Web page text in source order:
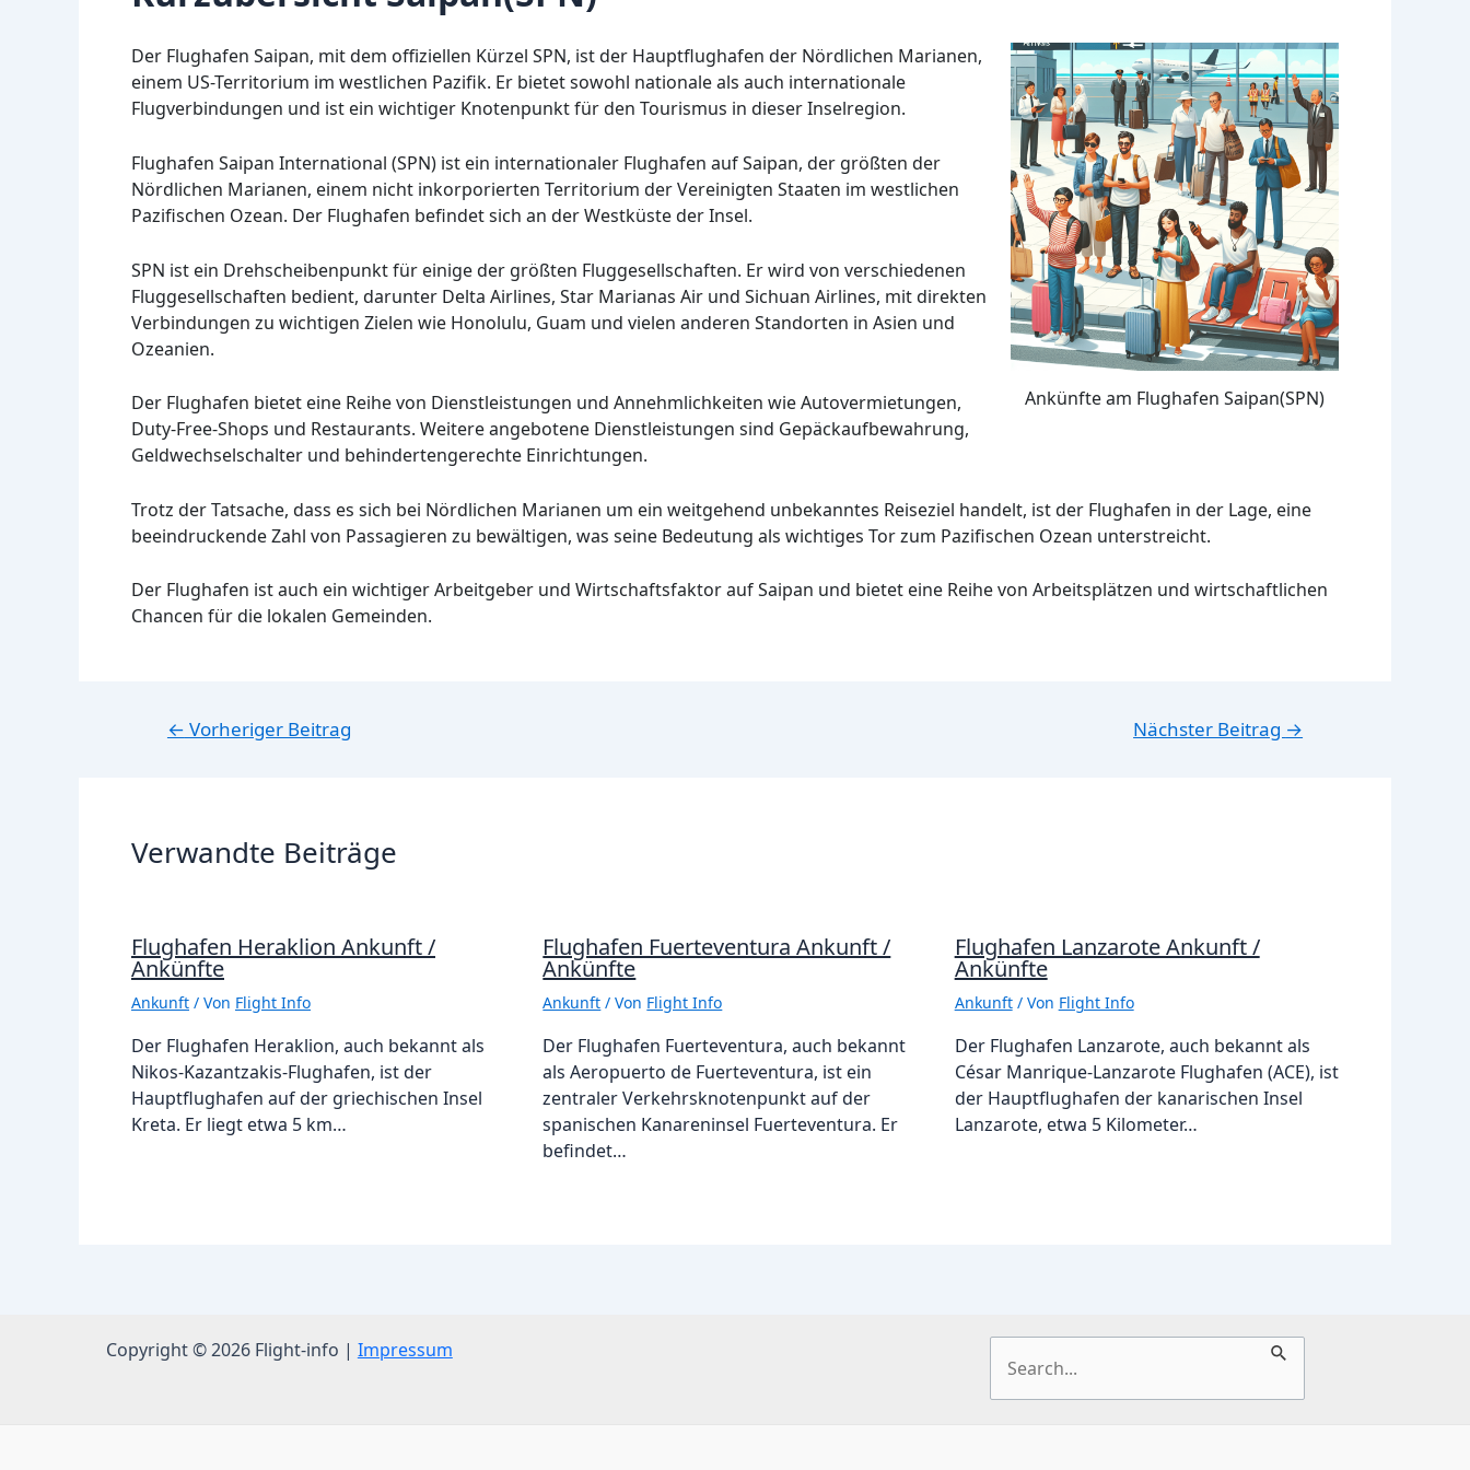
Ankünfte am Flughafen Saipan(SPN)
Der Flughafen Saipan, mit dem offiziellen Kürzel SPN, ist der Hauptflughafen der Nördlichen Marianen,
einem US-Territorium im westlichen Pazifik. Er bietet sowohl nationale als auch internationale
Flugverbindungen und ist ein wichtiger Knotenpunkt für den Tourismus in dieser Inselregion.
Flughafen Saipan International (SPN) ist ein internationaler Flughafen auf Saipan, der größten der
Nördlichen Marianen, einem nicht inkorporierten Territorium der Vereinigten Staaten im westlichen
Pazifischen Ozean. Der Flughafen befindet sich an der Westküste der Insel.
SPN ist ein Drehscheibenpunkt für einige der größten Fluggesellschaften. Er wird von verschiedenen
Fluggesellschaften bedient, darunter Delta Airlines, Star Marianas Air und Sichuan Airlines, mit direkten
Verbindungen zu wichtigen Zielen wie Honolulu, Guam und vielen anderen Standorten in Asien und
Ozeanien.
Der Flughafen bietet eine Reihe von Dienstleistungen und Annehmlichkeiten wie Autovermietungen,
Duty-Free-Shops und Restaurants. Weitere angebotene Dienstleistungen sind Gepäckaufbewahrung,
Geldwechselschalter und behindertengerechte Einrichtungen.
Trotz der Tatsache, dass es sich bei Nördlichen Marianen um ein weitgehend unbekanntes Reiseziel handelt, ist der Flughafen in der Lage, eine
beeindruckende Zahl von Passagieren zu bewältigen, was seine Bedeutung als wichtiges Tor zum Pazifischen Ozean unterstreicht.
Der Flughafen ist auch ein wichtiger Arbeitgeber und Wirtschaftsfaktor auf Saipan und bietet eine Reihe von Arbeitsplätzen und wirtschaftlichen
Chancen für die lokalen Gemeinden.
Beitragsnavigation
← Vorheriger Beitrag Nächster Beitrag →
Verwandte Beiträge
Flughafen Heraklion Ankunft /
Ankünfte
Ankunft / Von Flight Info
Der Flughafen Heraklion, auch bekannt als
Nikos-Kazantzakis-Flughafen, ist der
Hauptflughafen auf der griechischen Insel
Kreta. Er liegt etwa 5 km…
Flughafen Fuerteventura Ankunft /
Ankünfte
Ankunft / Von Flight Info
Der Flughafen Fuerteventura, auch bekannt
als Aeropuerto de Fuerteventura, ist ein
zentraler Verkehrsknotenpunkt auf der
spanischen Kanareninsel Fuerteventura. Er
befindet…
Flughafen Lanzarote Ankunft /
Ankünfte
Ankunft/ Von Flight Info
Der Flughafen Lanzarote, auch bekannt als
César Manrique-Lanzarote Flughafen (ACE), ist
der Hauptflughafen der kanarischen Insel
Lanzarote, etwa 5 Kilometer…
Copyright © 2026 Flight-info | Impressum
nach: